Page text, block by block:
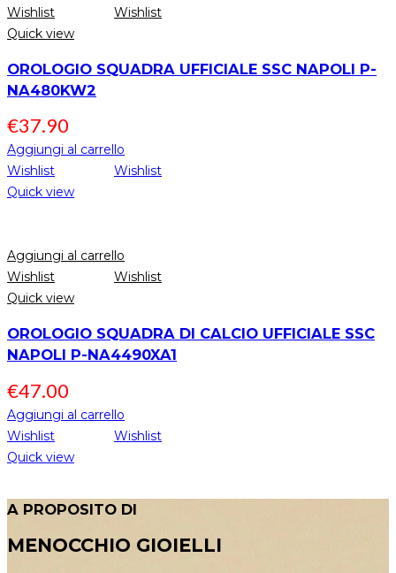
Wishlist
Wishlist
Quick view
OROLOGIO SQUADRA UFFICIALE SSC NAPOLI P-
NA480KW2
€37.90
Aggiungi al carrello
Wishlist
Wishlist
Quick view
Aggiungi al carrello
Wishlist
Wishlist
Quick view
OROLOGIO SQUADRA DI CALCIO UFFICIALE SSC
NAPOLI P-NA4490XA1
€47.00
Aggiungi al carrello
Wishlist
Wishlist
Quick view
A PROPOSITO DI
MENOCCHIO GIOIELLI